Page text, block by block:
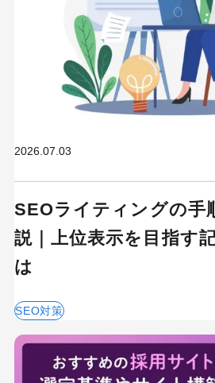
2026.07.03
SEOライティングの手
説｜上位表示を目指す
は
SEO対策